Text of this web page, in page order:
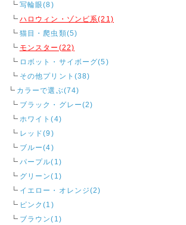
写輪眼(8)
ハロウィン・ゾンビ系(21)
猫目・爬虫類(5)
モンスター(22)
ロボット・サイボーグ(5)
その他プリント(38)
カラーで選ぶ(74)
ブラック・グレー(2)
ホワイト(4)
レッド(9)
ブルー(4)
パープル(1)
グリーン(1)
イエロー・オレンジ(2)
ピンク(1)
ブラウン(1)